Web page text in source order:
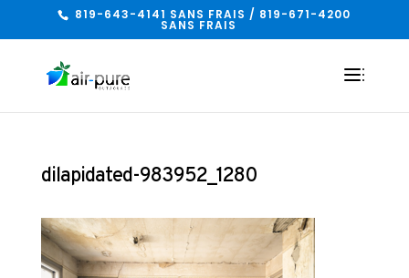
819-643-4141 SANS FRAIS / 819-671-4200
SANS FRAIS
dilapidated-983952_1280